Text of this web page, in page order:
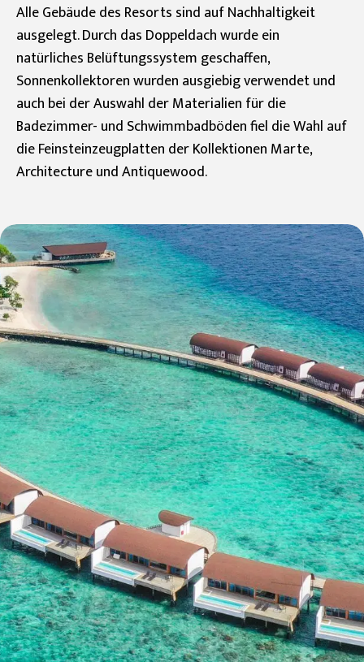
Alle Gebäude des Resorts sind auf Nachhaltigkeit
ausgelegt. Durch das Doppeldach wurde ein
natürliches Belüftungssystem geschaffen,
Sonnenkollektoren wurden ausgiebig verwendet und
auch bei der Auswahl der Materialien für die
Badezimmer- und Schwimmbadböden fiel die Wahl auf
die Feinsteinzeugplatten der Kollektionen Marte,
Architecture und Antiquewood.